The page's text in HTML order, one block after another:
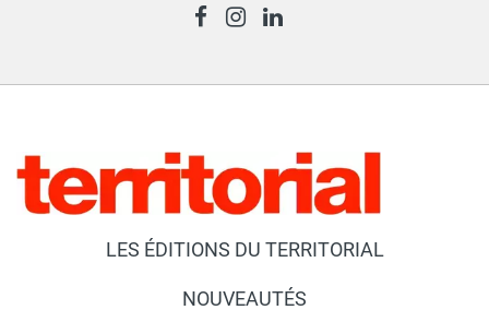
LES ÉDITIONS DU TERRITORIAL
NOUVEAUTÉS